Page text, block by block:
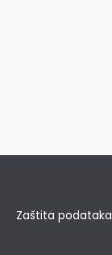
Zaštita podataka